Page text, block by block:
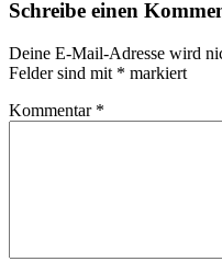
Schreibe einen
Deine E-Mail-Adresse wird
Felder sind mit * markiert
Kommentar *